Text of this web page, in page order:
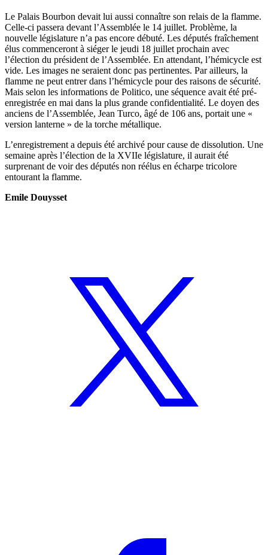
Le Palais Bourbon devait lui aussi connaître son relais de la flamme.
Celle-ci passera devant l’Assemblée le 14 juillet. Problème, la
nouvelle législature n’a pas encore débuté. Les députés fraîchement
élus commenceront à siéger le jeudi 18 juillet prochain avec
l’élection du président de l’Assemblée. En attendant, l’hémicycle est
vide. Les images ne seraient donc pas pertinentes. Par ailleurs, la
flamme ne peut entrer dans l’hémicycle pour des raisons de sécurité.
Mais selon les informations de Politico, une séquence avait été pré-
enregistrée en mai dans la plus grande confidentialité. Le doyen des
anciens de l’Assemblée, Jean Turco, âgé de 106 ans, portait une «
version lanterne » de la torche métallique.
L’enregistrement a depuis été archivé pour cause de dissolution. Une
semaine après l’élection de la XVIIe législature, il aurait été
surprenant de voir des députés non réélus en écharpe tricolore
entourant la flamme.
Emile Douysset